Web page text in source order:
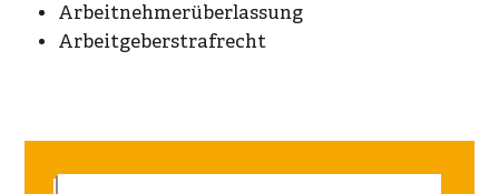
Arbeitnehmerüberlassung
Arbeitgeberstrafrecht